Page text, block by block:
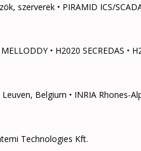
szerverek • PIRAMID ICS/
• H2020 SECREDAS •
Belgium • INRIA Rhones-
Technologies Kft.